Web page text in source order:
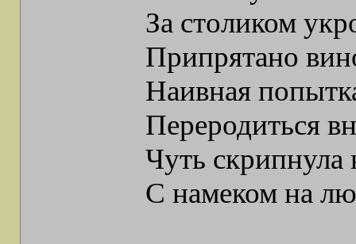
За столиком
Припрятано
Наивная
Переродиться
Чуть скрипнула
С намеком на